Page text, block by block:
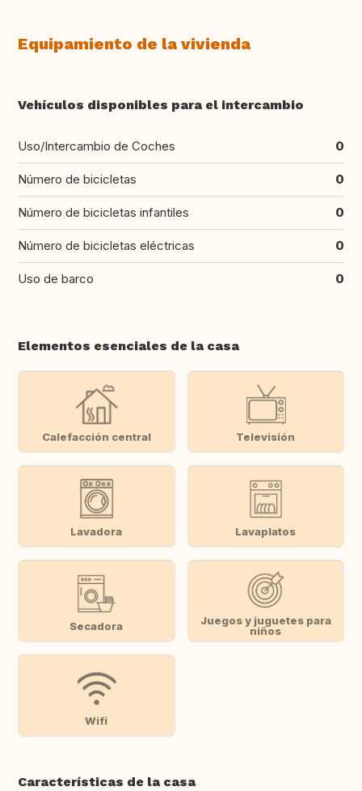
Equipamiento de la vivienda
Vehículos disponibles para el intercambio
Uso/Intercambio de Coches 0
Número de bicicletas 0
Número de bicicletas infantiles 0
Número de bicicletas eléctricas 0
Uso de barco 0
Elementos esenciales de la casa
Calefacción central Televisión
Lavadora Lavaplatos
Secadora
Juegos y juguetes para
niños
Wifi
Características de la casa